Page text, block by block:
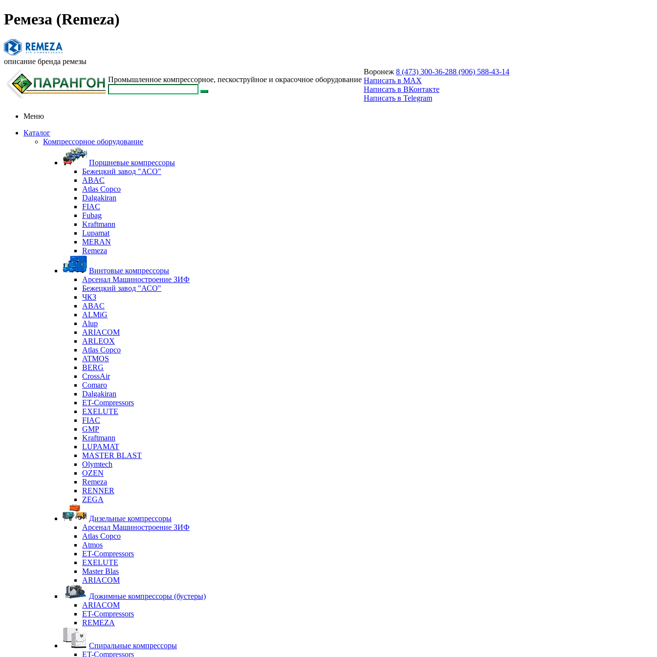
Ремеза (Remeza)
описание бренда ремезы
Промышленное компрессорное, пескоструйное и окрасочное оборудование
Воронеж 8 (473) 300-36-288 (906) 588-43-14
Написать в MAX
Написать в ВКонтакте
Написать в Telegram
Меню
Каталог
Компрессорное оборудование
Поршневые компрессоры
Бежецкий завод "АСО"
ABAC
Atlas Copco
Dalgakiran
FIAC
Fubag
Kraftmann
Lupamat
MERAN
Remeza
Винтовые компрессоры
Арсенал Машиностроение ЗИФ
Бежецкий завод "АСО"
ЧКЗ
ABAC
ALMiG
Alup
ARIACOM
ARLEOX
Atlas Copco
ATMOS
BERG
CrossAir
Comaro
Dalgakiran
ET-Compressors
EXELUTE
FIAC
GMP
Kraftmann
LUPAMAT
MASTER BLAST
Olymtech
OZEN
Remeza
RENNER
ZEGA
Дизельные компрессоры
Арсенал Машиностроение ЗИФ
Atlas Copco
Atmos
ET-Compressors
EXELUTE
Master Blas
ARIACOM
Дожимные компрессоры (бустеры)
ARIACOM
ET-Compressors
REMEZA
Спиральные компрессоры
ET-Compressors